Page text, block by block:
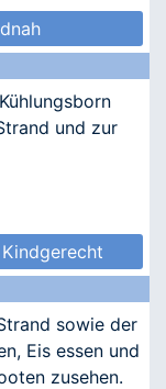
und zur
sowie der
Eis essen und
zusehen.